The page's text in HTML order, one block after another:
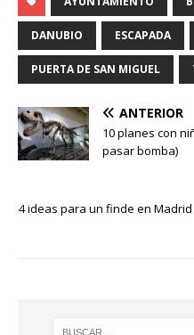
DANUBIO ESCAPADA
PUERTA DE SAN MIGUEL
ANTERIOR
10 planes con
pasar bomba)
4 ideas para un finde en